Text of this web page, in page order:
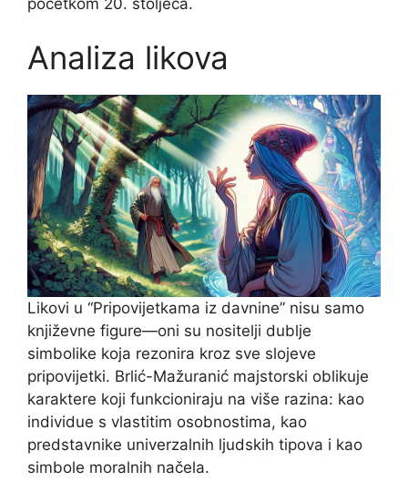
Analiza likova
Likovi u “Pripovijetkama iz davnine” nisu samo
književne figure—oni su nositelji dublje
simbolike koja rezonira kroz sve slojeve
pripovijetki. Brlić-Mažuranić majstorski oblikuje
karaktere koji funkcioniraju na više razina: kao
individue s vlastitim osobnostima, kao
predstavnike univerzalnih ljudskih tipova i kao
simbole moralnih načela.